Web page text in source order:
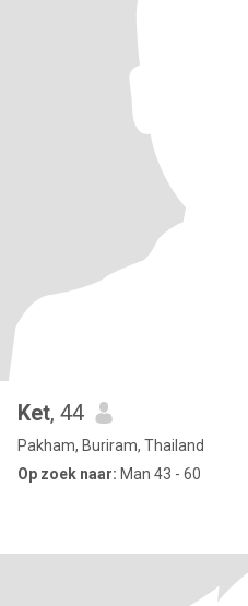
Ket, 44
Pakham, Buriram, Thailand
Op zoek naar: Man 43 - 60